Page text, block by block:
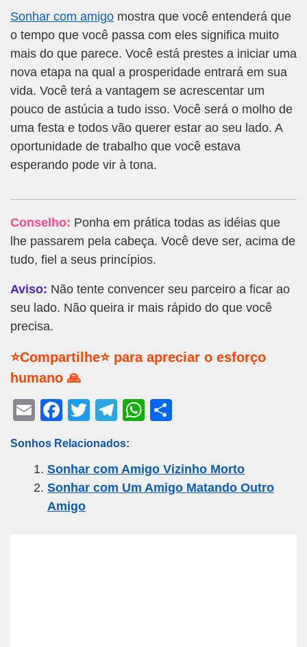
Sonhar com amigo mostra que você entenderá que
o tempo que você passa com eles significa muito
mais do que parece. Você está prestes a iniciar uma
nova etapa na qual a prosperidade entrará em sua
vida. Você terá a vantagem se acrescentar um
pouco de astúcia a tudo isso. Você será o molho de
uma festa e todos vão querer estar ao seu lado. A
oportunidade de trabalho que você estava
esperando pode vir à tona.
Conselho: Ponha em prática todas as idéias que
lhe passarem pela cabeça. Você deve ser, acima de
tudo, fiel a seus princípios.
Aviso: Não tente convencer seu parceiro a ficar ao
seu lado. Não queira ir mais rápido do que você
precisa.
⭐Compartilhe⭐ para apreciar o esforço
humano 🙏
E
ail
F
c
e
b
o
T
tt
er
T
e
gr
a
W
s
A
e
Sonhos Relacionados:
Sonhar com Amigo Vizinho Morto
Sonhar com Um Amigo Matando Outro
Amigo